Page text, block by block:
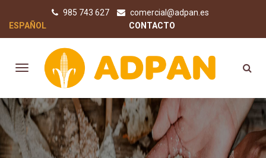
985 743 627
comercial@adpan.es
CONTACTO
ESPAÑOL